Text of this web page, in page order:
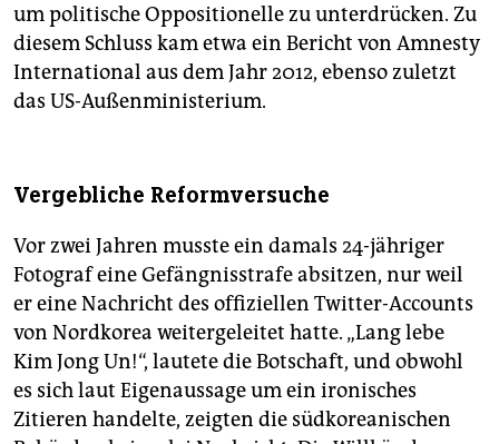
um politische Oppositionelle zu unterdrücken. Zu
diesem Schluss kam etwa ein Bericht von Amnesty
International aus dem Jahr 2012, ebenso zuletzt
das US-Außenministerium.
Vergebliche Reformversuche
Vor zwei Jahren musste ein damals 24-jähriger
Fotograf eine Gefängnisstrafe absitzen, nur weil
er eine Nachricht des offiziellen Twitter-Accounts
von Nordkorea weitergeleitet hatte. „Lang lebe
Kim Jong Un!“, lautete die Botschaft, und obwohl
es sich laut Eigenaussage um ein ironisches
Zitieren handelte, zeigten die südkoreanischen